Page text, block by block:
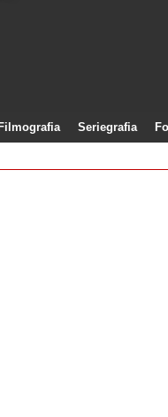
Filmografia Seriegrafia